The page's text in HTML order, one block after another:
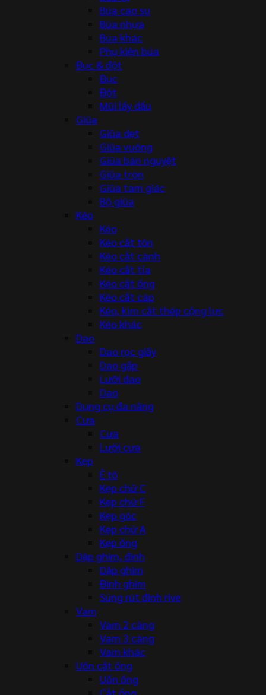
Búa cao su
Búa nhựa
Búa khác
Phụ kiện búa
Đục & đột
Đục
Đột
Mũi lấy dấu
Giũa
Giũa dẹt
Giũa vuông
Giũa bán nguyệt
Giũa tròn
Giũa tam giác
Bộ giũa
Kéo
Kéo
Kéo cắt tôn
Kéo cắt cành
Kéo cắt tỉa
Kéo cắt ống
Kéo cắt cáp
Kéo, kìm cắt thép cộng lực
Kéo khác
Dao
Dao rọc giấy
Dao gấp
Lưỡi dao
Dao
Dụng cụ đa năng
Cưa
Cưa
Lưỡi cưa
Kẹp
Ê tô
Kẹp chữ C
Kẹp chữ F
Kẹp góc
Kẹp chữ A
Kẹp ống
Dập ghim, đinh
Dập ghim
Đinh ghim
Súng rút đinh rive
Vam
Vam 2 càng
Vam 3 càng
Vam khác
Uốn cắt ống
Uốn ống
Cắt ống